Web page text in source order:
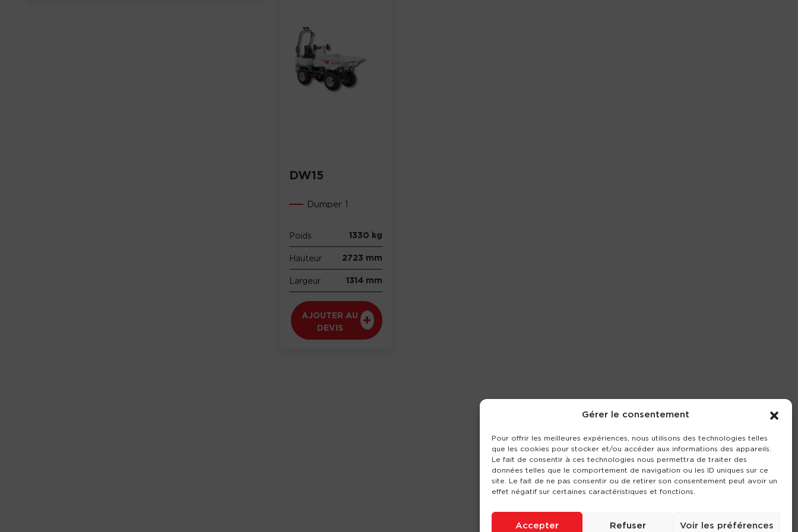
Gérer le consentement
Pour offrir les meilleures expériences, nous utilisons des technologies telles
que les cookies pour stocker et/ou accéder aux informations des appareils.
Le fait de consentir à ces technologies nous permettra de traiter des
données telles que le comportement de navigation ou les ID uniques sur ce
site. Le fait de ne pas consentir ou de retirer son consentement peut avoir un
effet négatif sur certaines caractéristiques et fonctions.
Accepter Refuser Voir les préférences
DW15
Dumper 1
Poids 1330 kg
Hauteur 2723 mm
Largeur 1314 mm
AJOUTER AU
DEVIS